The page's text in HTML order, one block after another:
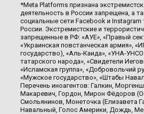
*Meta Platforms признана
деятельность в России запрещена, а
социальные сети Facebook и
России. Экстремистские и
запрещенные в РФ: «АУЕ», «Правый
«Украинская повстанческая армия»,
государство), «Аль-Каида», «УНА-
татарского народа», «Свидетели
«Исламская группа», «Добровольчий
«Мужское государство», «Штабы
Перечень иноагентов: Галкин,
Макаревич, Гордон, Мирон Фёдоров
Смольянинов, Монеточка (Елизавета
Навальный, Голос Америки, Дождь,